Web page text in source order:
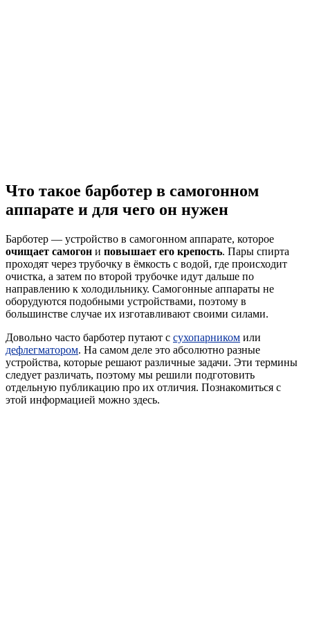
Что такое барботер в самогонном
аппарате и для чего он нужен
Барботер — устройство в самогонном аппарате, которое
очищает самогон и повышает его крепость. Пары спирта
проходят через трубочку в ёмкость с водой, где происходит
очистка, а затем по второй трубочке идут дальше по
направлению к холодильнику. Самогонные аппараты не
оборудуются подобными устройствами, поэтому в
большинстве случае их изготавливают своими силами.
Довольно часто барботер путают с сухопарником или
дефлегматором. На самом деле это абсолютно разные
устройства, которые решают различные задачи. Эти термины
следует различать, поэтому мы решили подготовить
отдельную публикацию про их отличия. Познакомиться с
этой информацией можно здесь.